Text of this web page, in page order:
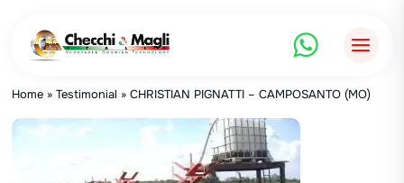
contenido
Home »Testimonial »CHRISTIAN PIGNATTI – CAMPOSANTO (MO)